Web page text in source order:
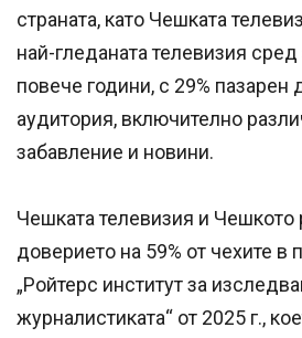
страната, като Чешката
най-гледаната телевизия сред
повече години, с 29% пазарен
аудитория, включително
забавление и новини.
Чешката телевизия и Чешкото
доверието на 59% от чехите в
„Ройтерс институт за
журналистиката“ от 2025 г.,